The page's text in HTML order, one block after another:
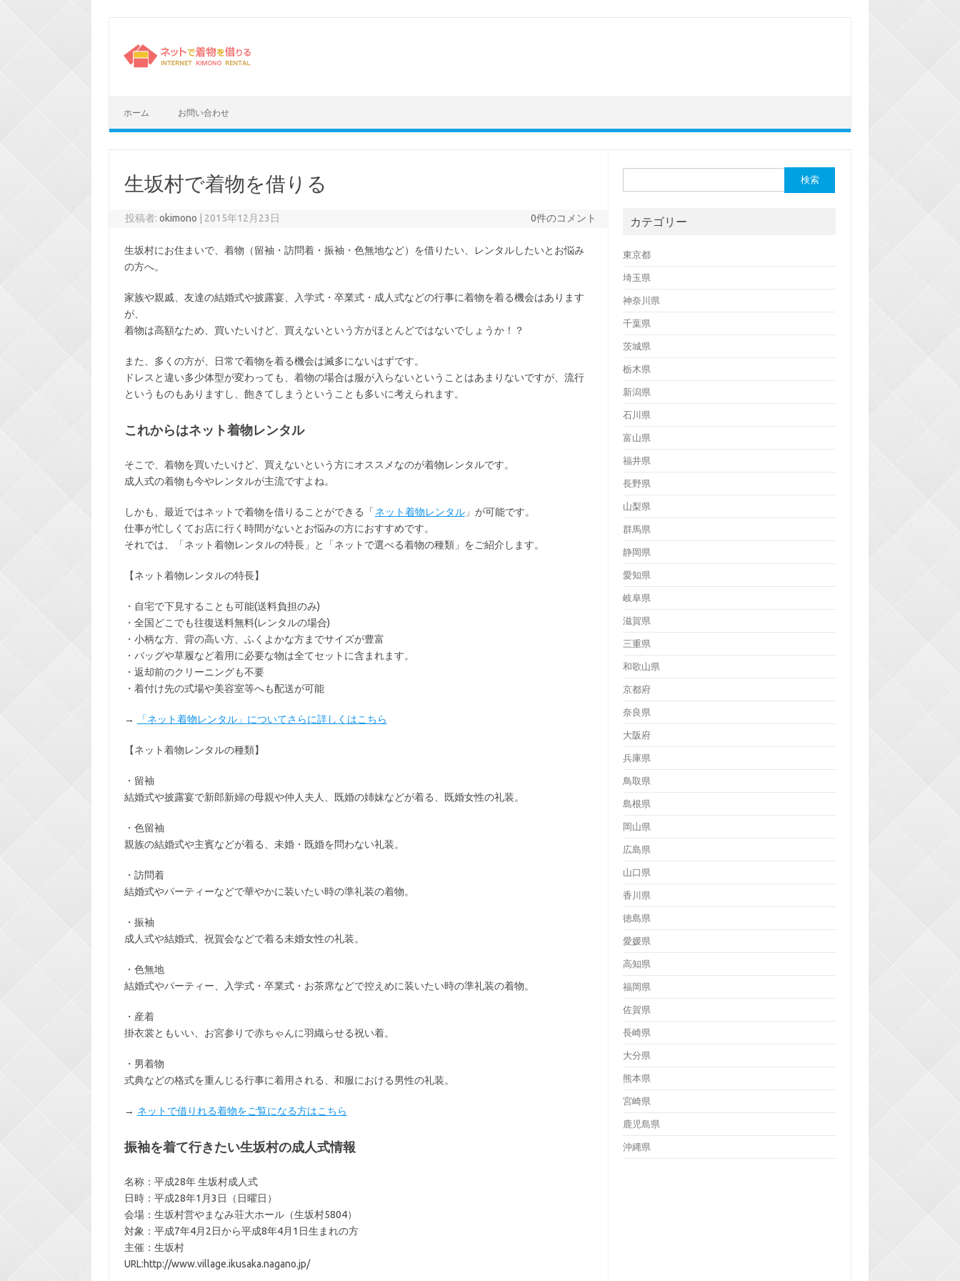
ホーム お問い合わせ
生坂村で着物を借りる
投稿者:okimono 2015年12月23日 0件のコメント
生坂村にお住まいで、着物（留袖・訪問着・振袖・色無地など）を借りたい、レンタルしたいとお悩み
の方へ。
家族や親戚、友達の結婚式や披露宴、入学式・卒業式・成人式などの行事に着物を着る機会はあります
が、
着物は高額なため、買いたいけど、買えないという方がほとんどではないでしょうか！？
また、多くの方が、日常で着物を着る機会は滅多にないはずです。
ドレスと違い多少体型が変わっても、着物の場合は服が入らないということはあまりないですが、流行
というものもありますし、飽きてしまうということも多いに考えられます。
これからはネット着物レンタル
そこで、着物を買いたいけど、買えないという方にオススメなのが着物レンタルです。
成人式の着物も今やレンタルが主流ですよね。
しかも、最近ではネットで着物を借りることができる「 ネット着物レンタル」が可能です。
仕事が忙しくてお店に行く時間がないとお悩みの方におすすめです。
それでは、「ネット着物レンタルの特長」と「ネットで選べる着物の種類」をご紹介します。
【ネット着物レンタルの特長】
・ 自宅で下見することも可能(送料負担のみ)
・全国どこでも往復送料無料(レンタルの場合)
・小柄な方、背の高い方、ふくよかな方までサイズが豊富
・バッグや草履など着用に必要な物は全てセット に含まれます。
・返却前のクリーニングも不要
・着付け先の式場や美容室等へも配送が可能
→ 「ネット着物レンタル」についてさらに詳しくはこちら
【ネット着物レンタルの種類】
・留袖
結婚式や披露宴で新郎新婦の母親や仲人夫人、既婚の姉妹などが着る、既婚女性の礼装。
・色留袖
親族の結婚式や主賓などが着る、未婚・既婚を問わない礼装。
・訪問着
結婚式やパーティーなどで華やかに装いたい時の準礼装の着物。
・振袖
成人式や結婚式、祝賀会などで着る未婚女性の礼装。
・色無地
結婚式やパーティー、入学式・卒業式・お茶席などで控えめに装いたい時の準礼装の着物。
・産着
掛衣裳ともいい、お宮参りで赤ちゃんに羽織らせる祝い着。
・男着物
式典などの格式を重んじる行事に着用される、和服における男性の礼装。
→ ネットで借りれる着物をご覧になる方はこちら
振袖を着て行きたい生坂村の成人式情報
名称：平成28年 生坂村成人式
日時：平成28年1月3日（日曜日）
会場：生坂村営やまなみ荘大ホール（生坂村5804）
対象：平成7年4月2日から平成8年4月1日生まれの方
主催：生坂村
URL:http://www.village.ikusaka.nagano.jp/
索:
カテゴリー
東京都
埼玉県
神奈川県
千葉県
茨城県
栃木県
新潟県
石川県
富山県
福井県
長野県
山梨県
群馬県
静岡県
愛知県
岐阜県
滋賀県
三重県
和歌山県
京都府
奈良県
大阪府
兵庫県
鳥取県
島根県
岡山県
広島県
山口県
香川県
徳島県
愛媛県
高知県
福岡県
佐賀県
長崎県
大分県
熊本県
宮崎県
鹿児島県
沖縄県